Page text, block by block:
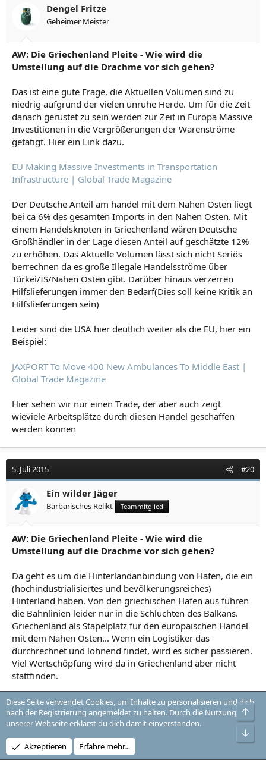
Dengel Fritze
Geheimer Meister
AW: Die Griechenland Pleite - Wie wird die
Umstellung auf die Drachme vor sich gehen?
Das ist eine gute Frage, die Aktuellen Volumen sind zu
niedrig aufgrund der vielen unruhe Herde. Um für die Zeit
danach gerüstet zu sein werden zur Zeit in Europa Massive
Investitionen in die Vergrößerungen der Warenströme
getätigt. Hier ein Link dazu.
EU Making Massive Investments in Transportation
Infrastructure | Global Trade Magazine
Der Deutsche Anteil am handel mit dem Nahen Osten liegt
bei ca 6% des gesamten Imports in den Nahen Osten. Mit
einem Handelsknoten in Griechenland wären Deutsche
Großhändler in der Lage diesen Anteil auf geschätzte 12%
zu erhöhen. Das Aktuelle Volumen lässt sich nicht Seriös
berrechnen da es große Illegale Handelsströme über
Türkei/IS/Nahen Osten gibt. Darüber hinaus verzerren
Hilfslieferungen immer den Bedarf(Dies soll keine Kritik an
Hilfslieferungen sein)
Leider sind die USA hier deutlich weiter als die EU, hier ein
Beispiel:
JAXPORT To Move 400 New Ambulances To Middle East |
Global Trade Magazine
Hier sehen wir nur einen Trade, der aber auch zeigt
wieviele Arbeitsplätze durch diesen Handel geschaffen
werden können
5. Juli 2015 #20
Ein wilder Jäger
Barbarisches Relikt Teammitglied
AW: Die Griechenland Pleite - Wie wird die
Umstellung auf die Drachme vor sich gehen?
Da geht es um die Hinterlandanbindung von Häfen, die ein
(hochindustrialisiertes und bevölkerungsreiches)
Hinterland haben. Von den griechischen Häfen aus führen
die Bahnlinien leider nur in die Schluchten des Balkans.
Griechenland als Stapelplatz für den europäischen Handel
mit dem Nahen Osten... Wenn ein Logistiker das
durchrechnet und lohnend findet, wird es sicher passieren.
Viel Wertschöpfung wird da in Griechenland aber nicht
stattfinden.
1 2 Nächste
Du musst dich einloggen oder registrieren, um hier zu
antworten.
Diese Seite verwendet Cookies, um Inhalte zu personalisieren und dich
nach der Registrierung angemeldet zu halten. Durch die Nutzung
unserer Webseite erklärst du dich damit einverstanden.
Akzeptieren Erfahre mehr…